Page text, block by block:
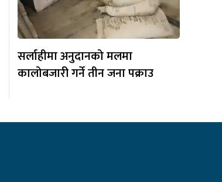
सर्लाहीमा अनुदानको मलमा
कालोबजारी गर्ने तीन जना पक्राउ